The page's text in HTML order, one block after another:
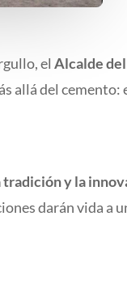
elAlcalde
allá del
tradición y la
darán vida a